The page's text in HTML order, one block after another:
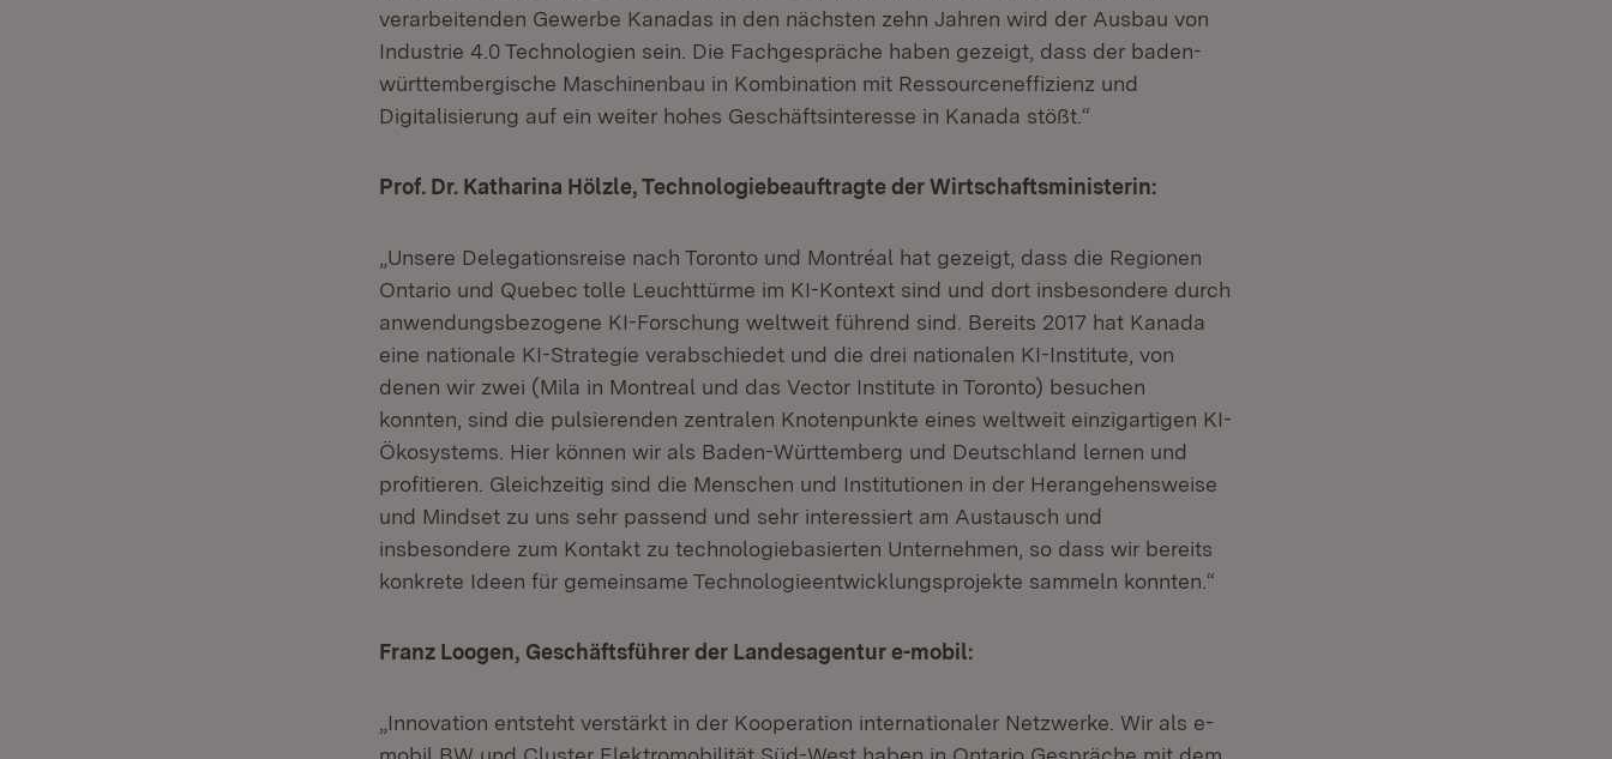
verarbeitenden Gewerbe Kanadas in den nächsten zehn Jahren wird der Ausbau von
Industrie 4.0 Technologien sein. Die Fachgespräche haben gezeigt, dass der baden-
württembergische Maschinenbau in Kombination mit Ressourceneffizienz und
Digitalisierung auf ein weiter hohes Geschäftsinteresse in Kanada stößt.“
Prof. Dr. Katharina Hölzle, Technologiebeauftragte der Wirtschaftsministerin:
„Unsere Delegationsreise nach Toronto und Montréal hat gezeigt, dass die Regionen
Ontario und Quebec tolle Leuchttürme im KI-Kontext sind und dort insbesondere durch
anwendungsbezogene KI-Forschung weltweit führend sind. Bereits 2017 hat Kanada
eine nationale KI-Strategie verabschiedet und die drei nationalen KI-Institute, von
denen wir zwei (Mila in Montreal und das Vector Institute in Toronto) besuchen
konnten, sind die pulsierenden zentralen Knotenpunkte eines weltweit einzigartigen KI-
Ökosystems. Hier können wir als Baden-Württemberg und Deutschland lernen und
profitieren. Gleichzeitig sind die Menschen und Institutionen in der Herangehensweise
und Mindset zu uns sehr passend und sehr interessiert am Austausch und
insbesondere zum Kontakt zu technologiebasierten Unternehmen, so dass wir bereits
konkrete Ideen für gemeinsame Technologieentwicklungsprojekte sammeln konnten.“
Franz Loogen, Geschäftsführer der Landesagentur e-mobil:
„Innovation entsteht verstärkt in der Kooperation internationaler Netzwerke. Wir als e-